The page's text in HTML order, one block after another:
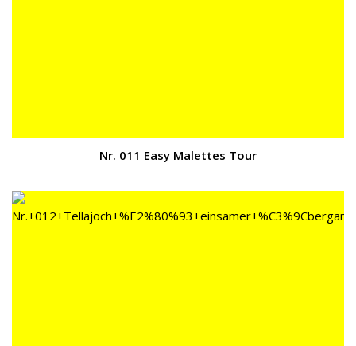
Nr. 011 Easy Malettes Tour